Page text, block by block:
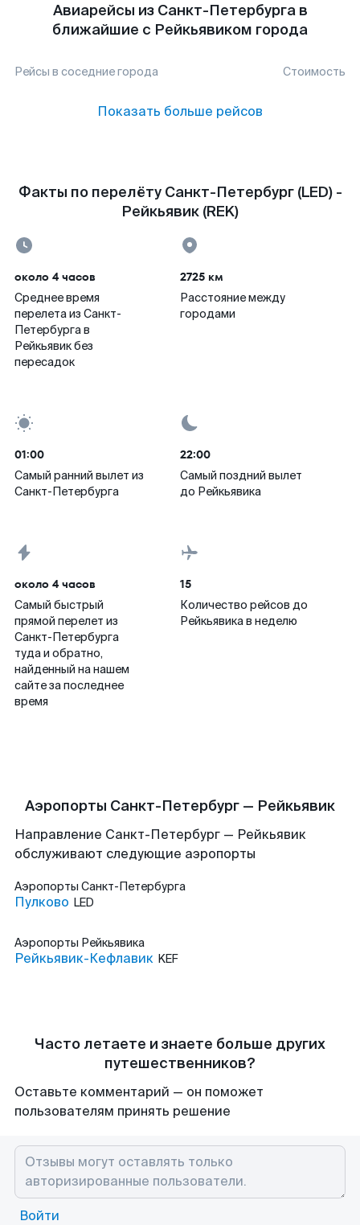
Авиарейсы из Санкт-Петербурга в
ближайшие с Рейкьявиком города
Рейсы в соседние города Стоимость
Показать больше рейсов
Факты по перелёту Санкт-Петербург (LED) -
Рейкьявик (REK)
около 4 часов
Среднее время
перелета из Санкт-
Петербурга в
Рейкьявик без
пересадок
2725 км
Расстояние между
городами
01:00
Самый ранний вылет из
Санкт-Петербурга
22:00
Самый поздний вылет
до Рейкьявика
около 4 часов
Самый быстрый
прямой перелет из
Санкт-Петербурга
туда и обратно,
найденный на нашем
сайте за последнее
время
15
Количество рейсов до
Рейкьявика в неделю
Аэропорты Санкт-Петербург — Рейкьявик
Направление Санкт-Петербург — Рейкьявик
обслуживают следующие аэропорты
Аэропорты Санкт-Петербурга
Пулково LED
Аэропорты Рейкьявика
Рейкьявик-Кефлавик KEF
Часто летаете и знаете больше других
путешественников?
Оставьте комментарий — он поможет
пользователям принять решение
Войти